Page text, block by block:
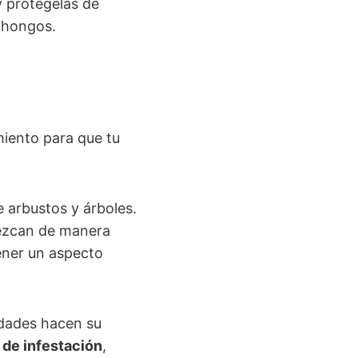
protégelas de
para que tu
arbustos y árboles.
de manera
un aspecto
hacen su
infestación,